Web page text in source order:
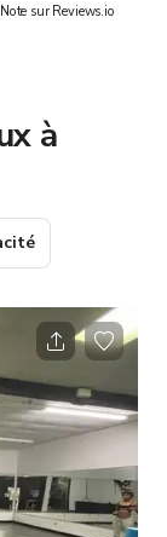
Note sur Reviews.io
à